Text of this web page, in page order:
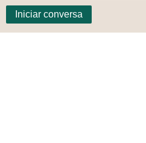
Iniciar conversa